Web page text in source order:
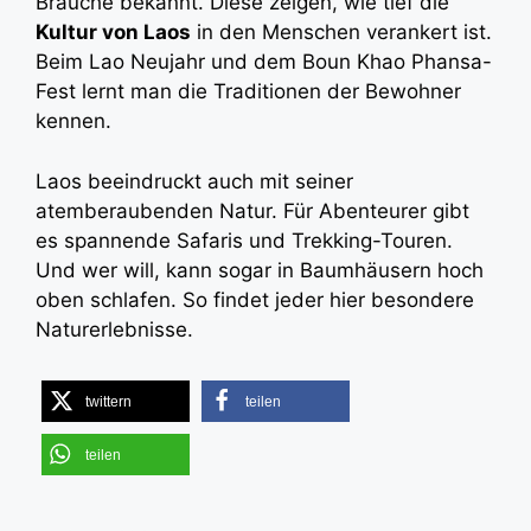
Kultur von Laos in den Menschen verankert ist.
Beim Lao Neujahr und dem Boun Khao Phansa-
Fest lernt man die Traditionen der Bewohner
kennen.
Laos beeindruckt auch mit seiner
atemberaubenden Natur. Für Abenteurer gibt
es spannende Safaris und Trekking-Touren.
Und wer will, kann sogar in Baumhäusern hoch
oben schlafen. So findet jeder hier besondere
Naturerlebnisse.
twittern teilen
teilen